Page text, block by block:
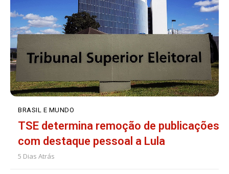
BRASIL E MUNDO
TSE determina remoção de publicações
com destaque pessoal a Lula
5 Dias Atrás